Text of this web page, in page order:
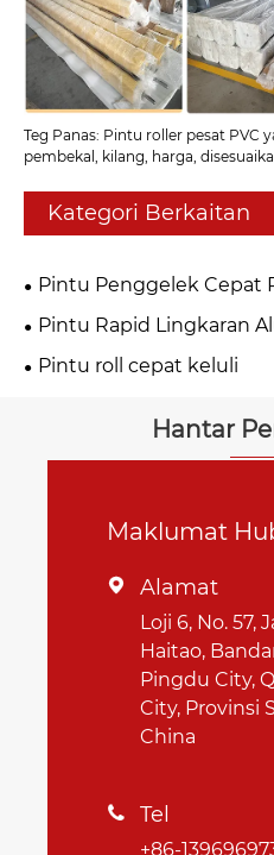
Teg Panas: Pintu roller pesat PVC
pembekal, kilang, harga,
Kategori Berkaitan
Pintu Penggelek Cepat
Pintu Rapid Lingkaran
Pintu roll cepat keluli
Hantar
Maklumat
 Alamat
Loji 6, No. 57,
Haitao,
Pingdu City,
City, Provinsi
China
 Tel
+86-